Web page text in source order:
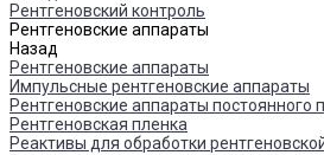
Рентгеновский контроль
Рентгеновские аппараты
Назад
Рентгеновские аппараты
Импульсные рентгеновские аппараты
Рентгеновские аппараты постоянного
Рентгеновская пленка
Реактивы для обработки